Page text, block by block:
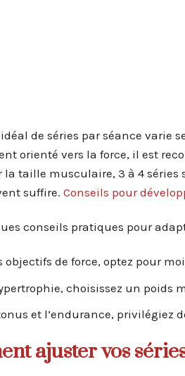
de séries par séance varie
orienté vers la force, il est
taille musculaire, 3 à 4 séries
suffire. Conseils pour
conseils pratiques pour
objectifs de force, optez pour
choisissez un poids
et l’endurance, privilégiez
ajuster vos